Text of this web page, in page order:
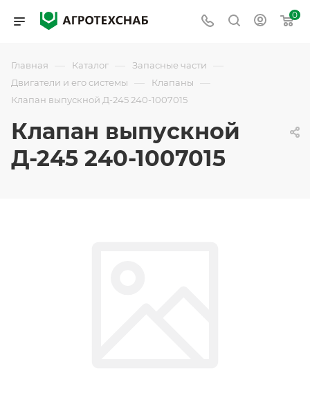
0
Главная — Каталог — Запасные части —
Двигатели и его системы — Клапаны —
Клапан выпускной Д-245 240-1007015
Клапан выпускной
Д-245 240-1007015